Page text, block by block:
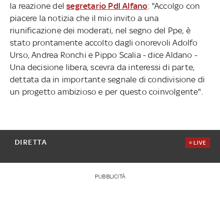
la reazione delsegretario Pdl Alfano: "Accolgo con
piacere la notizia che il mio invito a una
riunificazione dei moderati, nel segno del Ppe, è
stato prontamente accolto dagli onorevoli Adolfo
Urso, Andrea Ronchi e Pippo Scalia - dice Aldano -
Una decisione libera, scevra da interessi di parte,
dettata da in importante segnale di condivisione di
un progetto ambizioso e per questo coinvolgente".
DIRETTA LIVE
PUBBLICITÀ